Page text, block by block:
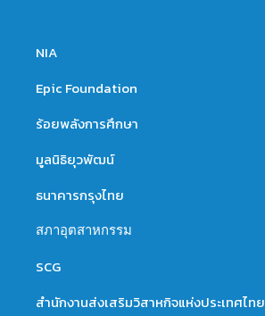
NIA
Epic Foundation
ร้อยพลังการศึกษา
มูลนิธิยุวพัฒน์
ธนาคารกรุงไทย
สภาอุตสาหกรรม
SCG
สำนักงานส่งเสริมวิสาหกิจแห่งประเทศไทย